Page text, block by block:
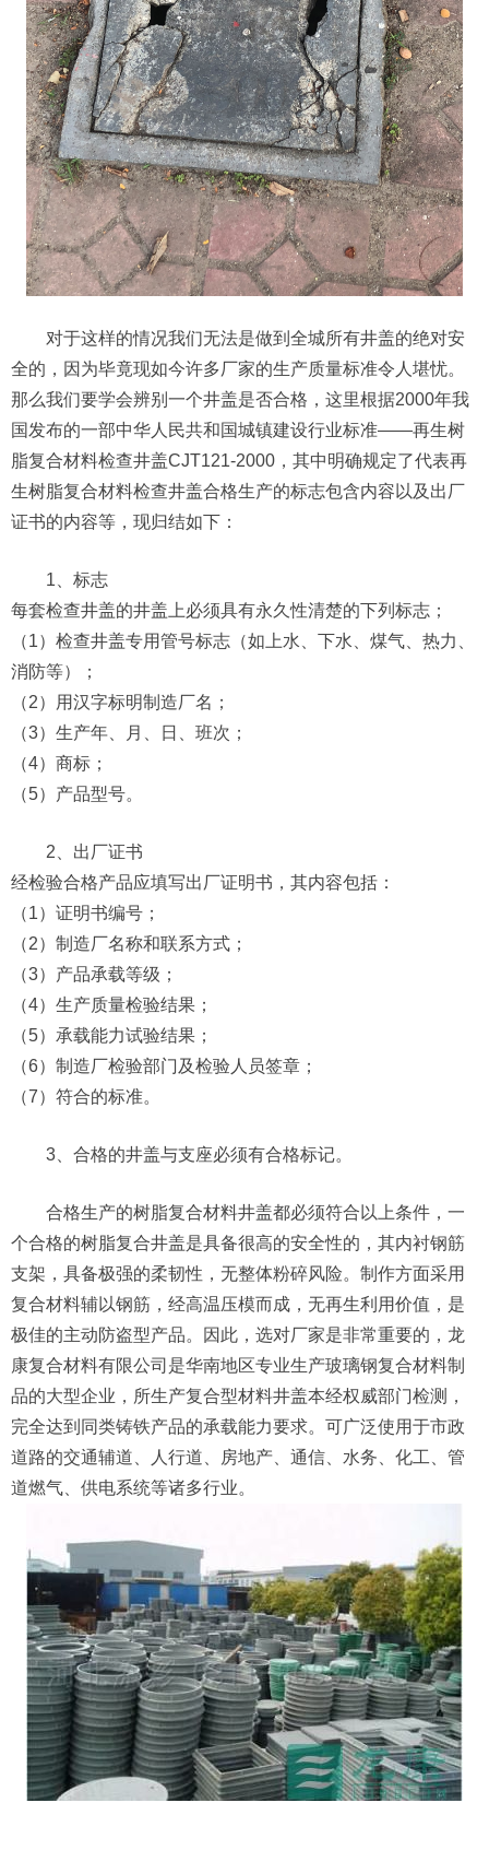
对于这样的情况我们无法是做到全城所有井盖的绝对安
全的，因为毕竟现如今许多厂家的生产质量标准令人堪忧。
那么我们要学会辨别一个井盖是否合格，这里根据2000年我
国发布的一部中华人民共和国城镇建设行业标准——再生树
脂复合材料检查井盖CJT121-2000，其中明确规定了代表再
生树脂复合材料检查井盖合格生产的标志包含内容以及出厂
证书的内容等，现归结如下：
1、标志
每套检查井盖的井盖上必须具有永久性清楚的下列标志；
（1）检查井盖专用管号标志（如上水、下水、煤气、热力、
消防等）；
（2）用汉字标明制造厂名；
（3）生产年、月、日、班次；
（4）商标；
（5）产品型号。
2、出厂证书
经检验合格产品应填写出厂证明书，其内容包括：
（1）证明书编号；
（2）制造厂名称和联系方式；
（3）产品承载等级；
（4）生产质量检验结果；
（5）承载能力试验结果；
（6）制造厂检验部门及检验人员签章；
（7）符合的标准。
3、合格的井盖与支座必须有合格标记。
合格生产的树脂复合材料井盖都必须符合以上条件，一
个合格的树脂复合井盖是具备很高的安全性的，其内衬钢筋
支架，具备极强的柔韧性，无整体粉碎风险。制作方面采用
复合材料辅以钢筋，经高温压模而成，无再生利用价值，是
极佳的主动防盗型产品。因此，选对厂家是非常重要的，龙
康复合材料有限公司是华南地区专业生产玻璃钢复合材料制
品的大型企业，所生产复合型材料井盖本经权威部门检测，
完全达到同类铸铁产品的承载能力要求。可广泛使用于市政
道路的交通辅道、人行道、房地产、通信、水务、化工、管
道燃气、供电系统等诸多行业。